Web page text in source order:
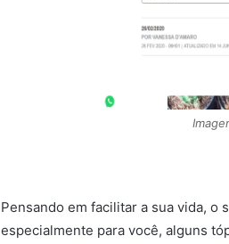
Pensando em facilitar a sua vida, o
especialmente para você, alguns